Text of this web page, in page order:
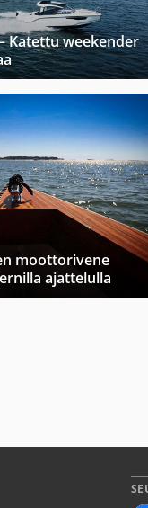
Katettu weekender
moottorivene
ajattelulla